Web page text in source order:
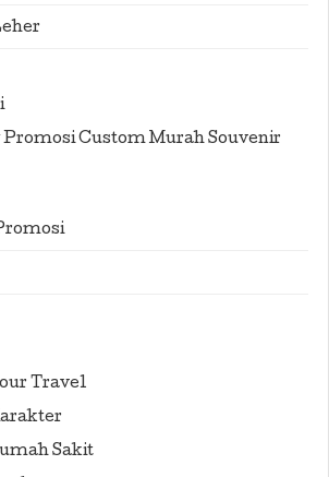
Custom Murah Souvenir
Travel
Sakit